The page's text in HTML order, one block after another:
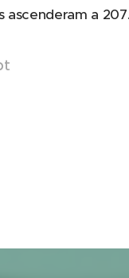
ascenderam a